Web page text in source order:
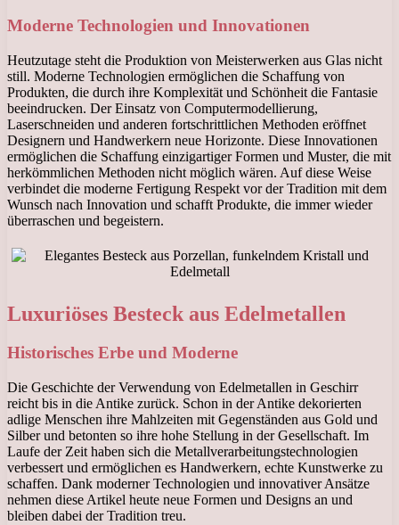
Moderne Technologien und Innovationen
Heutzutage steht die Produktion von Meisterwerken aus Glas nicht
still. Moderne Technologien ermöglichen die Schaffung von
Produkten, die durch ihre Komplexität und Schönheit die Fantasie
beeindrucken. Der Einsatz von Computermodellierung,
Laserschneiden und anderen fortschrittlichen Methoden eröffnet
Designern und Handwerkern neue Horizonte. Diese Innovationen
ermöglichen die Schaffung einzigartiger Formen und Muster, die mit
herkömmlichen Methoden nicht möglich wären. Auf diese Weise
verbindet die moderne Fertigung Respekt vor der Tradition mit dem
Wunsch nach Innovation und schafft Produkte, die immer wieder
überraschen und begeistern.
Luxuriöses Besteck aus Edelmetallen
Historisches Erbe und Moderne
Die Geschichte der Verwendung von Edelmetallen in Geschirr
reicht bis in die Antike zurück. Schon in der Antike dekorierten
adlige Menschen ihre Mahlzeiten mit Gegenständen aus Gold und
Silber und betonten so ihre hohe Stellung in der Gesellschaft. Im
Laufe der Zeit haben sich die Metallverarbeitungstechnologien
verbessert und ermöglichen es Handwerkern, echte Kunstwerke zu
schaffen. Dank moderner Technologien und innovativer Ansätze
nehmen diese Artikel heute neue Formen und Designs an und
bleiben dabei der Tradition treu.